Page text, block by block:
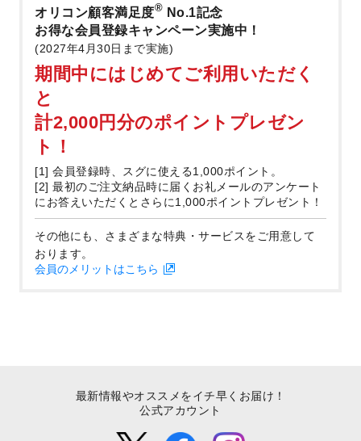
オリコン顧客満足度® No.1記念
お得な会員登録キャンペーン実施中！
(2027年4月30日まで実施)
期間中にはじめてご利用いただく
と
計2,000円分のポイントプレゼン
ト！
[1] 会員登録時、スグに使える1,000ポイント。
[2] 最初のご注文納品時に届くお礼メールのアンケート
にお答えいただくとさらに1,000ポイントプレゼント！
その他にも、さまざまな特典・サービスをご用意して
おります。
会員のメリットはこちら
最新情報やオススメをイチ早くお届け！
公式アカウント